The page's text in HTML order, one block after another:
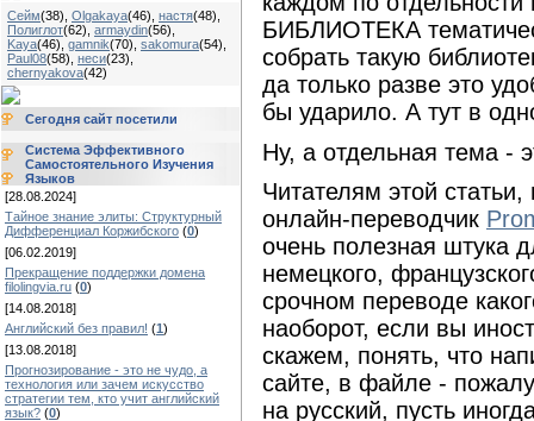
Сейм(38) Olgakaya(46) настя(48)
Полиглот(62) armaydin(56)
Kaya(46) gamnik(70) sakomura(54)
Paul08(58) неси(23)
chernyakova(42)
Сегодня сайт посетили
Система Эффективного
Самостоятельного Изучения
Языков
[28.08.2024]
Тайное знание элиты: Структурный
Дифференциал Коржибского (0)
[06.02.2019]
Прекращение поддержки домена
filolingvia.ru (0)
[14.08.2018]
Английский без правил! (1)
[13.08.2018]
Прогнозирование - это не чудо, а
технология или зачем искусство
стратегии тем, кто учит английский
язык? (0)
БИБЛИОТЕКА
собрать такую
да только разве это
бы ударило. А тут в
Ну, а отдельная тема -
Читателям этой
онлайн-переводчик
очень полезная штука
немецкого,
срочном переводе
наоборот, если вы
скажем, понять, что
сайте, в файле -
на русский, пусть